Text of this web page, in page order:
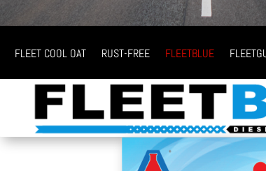
FLEET COOL OAT RUST-FREE FLEETBLUE